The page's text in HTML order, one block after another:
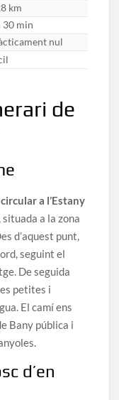
km
30 min
nul
de
a l’Estany
situada a la zona
d’aquest punt,
seguint el
De seguida
petites i
El camí ens
Bany pública i
d’en